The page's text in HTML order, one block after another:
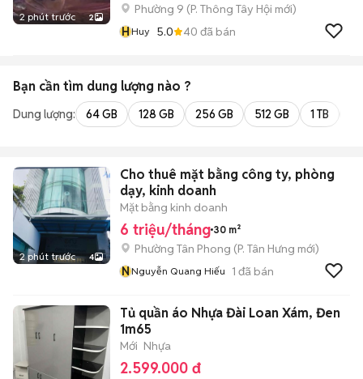
2 phút trước 2
Phường 9 (P. Thông Tây Hội mới)
HHuy 5.0 40 đã bán
Bạn cần tìm dung lượng nào ?
Dung lượng: 64 GB 128 GB 256 GB 512 GB 1 TB
2 phút trước 4
Cho thuê mặt bằng công ty, phòng
dạy, kinh doanh
Mặt bằng kinh doanh
6 triệu/tháng 30 m²
Phường Tân Phong (P. Tân Hưng mới)
NNguyễn Quang Hiếu 1 đã bán
Tủ quần áo Nhựa Đài Loan Xám, Đen
1m65
Mới Nhựa
2.599.000 đ